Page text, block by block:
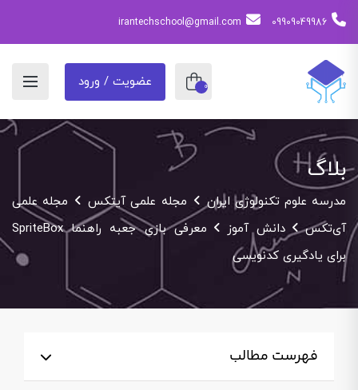
09909049986
irantechschool@gmail.com
0 عضویت / ورود
بلاگ
مدرسه علوم تکنولوژی ایران مجله علمی آیتکس
مجله علمی
آی‌تکس
دانش آموز
معرفی بازی جعبه راهنما SpriteBox
برای یادگیری کدنویسی
فهرست مطالب